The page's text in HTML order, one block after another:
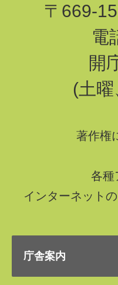
〒669-
電
開
(土
著作権
各種
インターネット
庁舎案内